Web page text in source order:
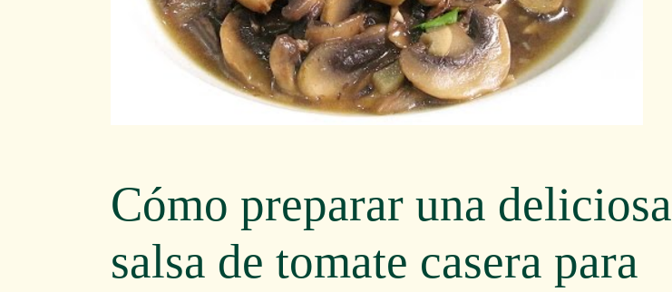
Cómo preparar una deliciosa
salsa de tomate casera para